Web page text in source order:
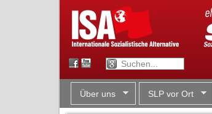
Über uns SLP vor Ort